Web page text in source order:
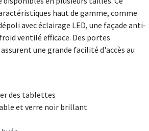
haut de gamme, comme
avec éclairage LED, une façade anti-
ventilé efficace. Des portes
une grande facilité d'accès au
des tablettes
et verre noir brillant